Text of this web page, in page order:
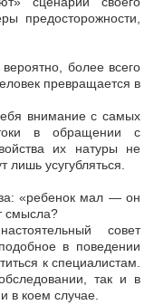
предосторожности,
более всего
превращается в
внимание с самых
в обращении с
их натуры не
лишь усугубляться.
«ребенок мал — он
смысла?
совет
в поведении
к специалистам.
так и в
в коем случае.